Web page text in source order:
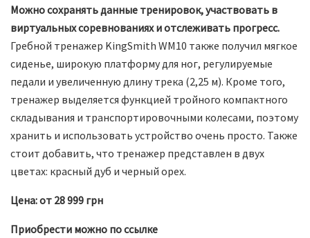
Можно сохранять данные тренировок, участвовать в
виртуальных соревнованиях и отслеживать прогресс.
Гребной тренажер KingSmith WM10 также получил мягкое
сиденье, широкую платформу для ног, регулируемые
педали и увеличенную длину трека (2,25 м). Кроме того,
тренажер выделяется функцией тройного компактного
складывания и транспортировочными колесами, поэтому
хранить и использовать устройство очень просто. Также
стоит добавить, что тренажер представлен в двух
цветах: красный дуб и черный орех.
Цена: от 28 999 грн
Приобрести можно по ссылке